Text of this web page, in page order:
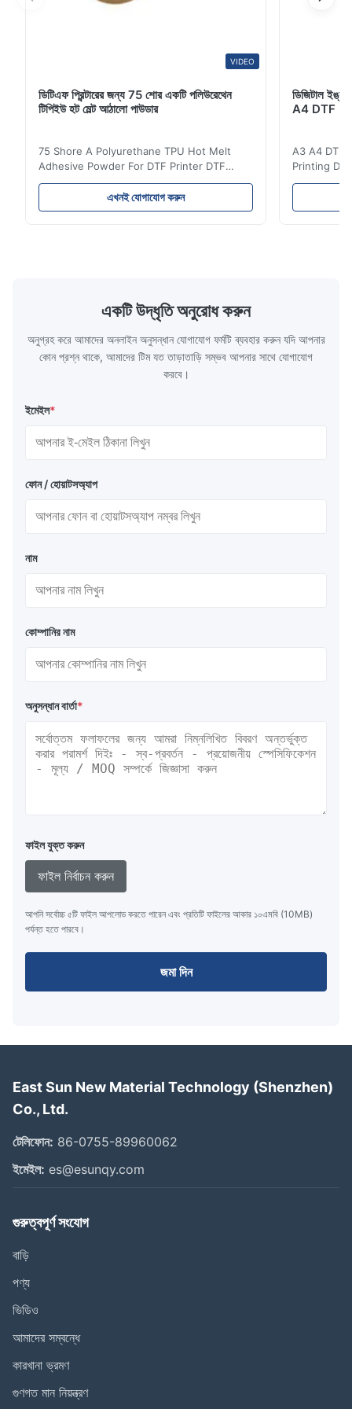
VIDEO
ডিটিএফ প্রিন্টারের জন্য 75 শোর একটি পলিউরেথেন
টিপিইউ হট মেল্ট আঠালো পাউডার
75 Shore A Polyurethane TPU Hot Melt
Adhesive Powder For DTF Printer DTF
Powder Technical Parameters Bonding
Parameters ( reference only) Temperature
110-130℃ Press 0.5-1.5 kg/cm2 Time 8-20
এখনই যোগাযোগ করুন
ডিজিটাল
A4 DTF
A3 A4 DTF
Printing
application
pattern
একটি উদ্ধৃতি অনুরোধ করুন
অনুগ্রহ করে আমাদের অনলাইন অনুসন্ধান যোগাযোগ ফর্মটি ব্যবহার করুন যদি আপনার
কোন প্রশ্ন থাকে, আমাদের টিম যত তাড়াতাড়ি সম্ভব আপনার সাথে যোগাযোগ
করবে।
ইমেইল*
ফোন / হোয়াটসঅ্যাপ
নাম
কোম্পানির নাম
অনুসন্ধান বার্তা*
ফাইল যুক্ত করুন
ফাইল নির্বাচন করুন
আপনি সর্বোচ্চ ৫টি ফাইল আপলোড করতে পারেন এবং প্রতিটি ফাইলের আকার ১০এমবি (10MB)
পর্যন্ত হতে পারবে।
জমা দিন
East Sun New Material Technology (Shenzhen)
Co., Ltd.
টেলিফোন: 86-0755-89960062
ইমেইল: es@esunqy.com
গুরুত্বপূর্ণ সংযোগ
বাড়ি
পণ্য
ভিডিও
আমাদের সম্বন্ধে
কারখানা ভ্রমণ
গুণগত মান নিয়ন্ত্রণ